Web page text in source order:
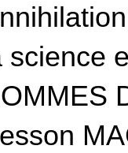
science